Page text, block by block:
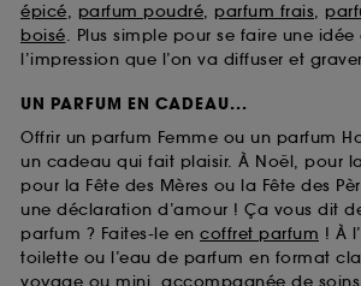
épicé, parfum poudré, parfum frais,
boisé. Plus simple pour se faire une idée
l’impression que l’on va diffuser et
UN PARFUM EN CADEAU...
Offrir un parfum Femme ou un parfum
un cadeau qui fait plaisir. À Noël, pour
pour la Fête des Mères ou la Fête des
une déclaration d’amour ! Ça vous dit
parfum ? Faites-le en coffret parfum ! À
toilette ou l’eau de parfum en format
voyage ou mini, accompagnée de